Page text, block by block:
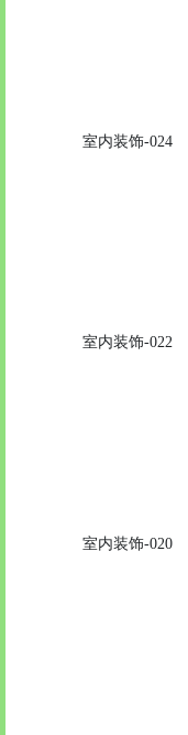
室内装饰-024
室内装饰-022
室内装饰-020